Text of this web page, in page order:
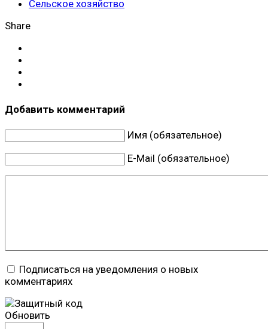
Сельское хозяйство
Share
Добавить комментарий
Имя (обязательное)
E-Mail (обязательное)
Подписаться на уведомления о новых
комментариях
Обновить